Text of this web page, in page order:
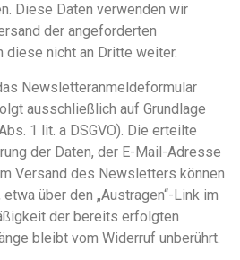
Diese Daten verwenden wir
der angeforderten
diese nicht an Dritte weiter.
Newsletteranmeldeformular
ausschließlich auf Grundlage
1 lit. a DSGVO). Die erteilte
der Daten, der E-Mail-Adresse
Versand des Newsletters können
über den „Austragen“-Link im
der bereits erfolgten
bleibt vom Widerruf unberührt.